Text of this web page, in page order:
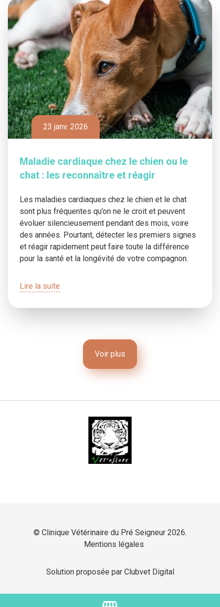
23 janv. 2026
Maladie cardiaque chez le chien ou le
chat : les reconnaître et réagir
Les maladies cardiaques chez le chien et le chat
sont plus fréquentes qu’on ne le croit et peuvent
évoluer silencieusement pendant des mois, voire
des années. Pourtant, détecter les premiers signes
et réagir rapidement peut faire toute la différence
pour la santé et la longévité de votre compagnon.
Lire la suite
Voir plus
© Clinique Vétérinaire du Pré Seigneur 2026.
Mentions légales
Solution proposée par Clubvet Digital